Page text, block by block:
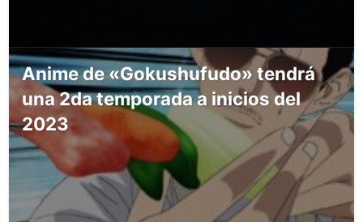
Anime de «Gokushufudo» tendrá
una 2da temporada a inicios del
2023